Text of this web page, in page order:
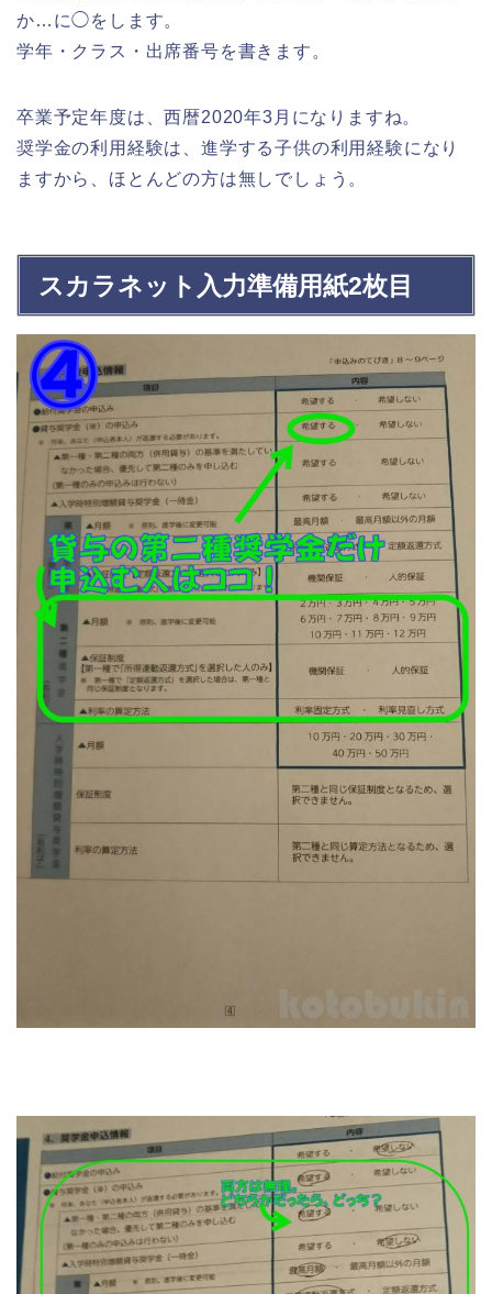
か…に◯をします。
学年・クラス・出席番号を書きます。
卒業予定年度は、西暦2020年3月になりますね。
奨学金の利用経験は、進学する子供の利用経験になり
ますから、ほとんどの方は無しでしょう。
スカラネット入力準備用紙2枚目